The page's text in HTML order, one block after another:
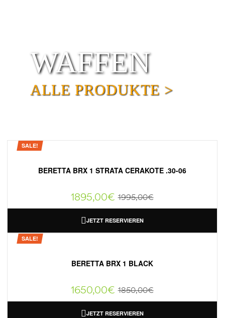
WAFFEN
ALLE PRODUKTE >
SALE!
BERETTA BRX 1 STRATA CERAKOTE .30-06
1995,00€
1895,00€
JETZT RESERVIEREN
SALE!
BERETTA BRX 1 BLACK
1850,00€
1650,00€
JETZT RESERVIEREN